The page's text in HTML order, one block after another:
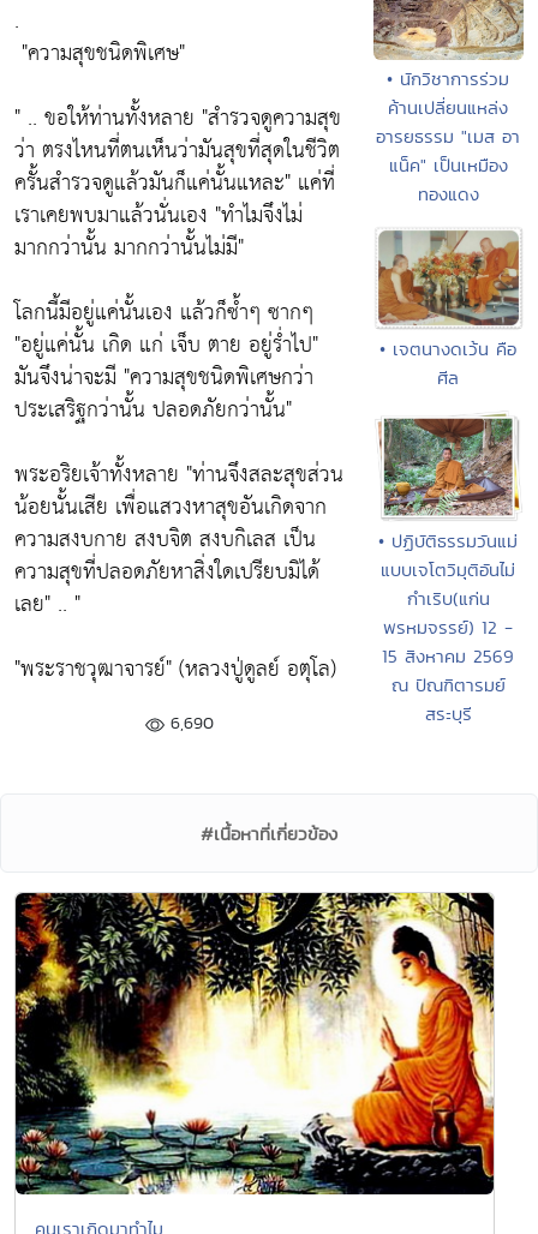
.
"ความสุขชนิดพิเศษ"
" .. ขอให้ท่านทั้งหลาย "สำรวจดูความสุข
ว่า ตรงไหนที่ตนเห็นว่ามันสุขที่สุดในชีวิต
ครั้นสำรวจดูแล้วมันก็แค่นั้นแหละ" แค่ที่
เราเคยพบมาแล้วนั่นเอง "ทำไมจึงไม่
มากกว่านั้น มากกว่านั้นไม่มี"
โลกนี้มีอยู่แค่นั้นเอง แล้วก็ซ้ำๆ ซากๆ
"อยู่แค่นั้น เกิด แก่ เจ็บ ตาย อยู่ร่ำไป"
มันจึงน่าจะมี "ความสุขชนิดพิเศษกว่า
ประเสริฐกว่านั้น ปลอดภัยกว่านั้น"
พระอริยเจ้าทั้งหลาย "ท่านจึงสละสุขส่วน
น้อยนั้นเสีย เพื่อแสวงหาสุขอันเกิดจาก
ความสงบกาย สงบจิต สงบกิเลส เป็น
ความสุขที่ปลอดภัยหาสิ่งใดเปรียบมิได้
เลย" .. "
"พระราชวุฒาจารย์" (หลวงปู่ดูลย์ อตุโล)
6,690
• นักวิชาการร่วม
ค้านเปลี่ยนแหล่ง
อารยธรรม "เมส อา
แน็ค" เป็นเหมือง
ทองแดง
• เจตนางดเว้น คือ
ศีล
• ปฏิบัติธรรมวันแม่
แบบเจโตวิมุติอันไม่
กำเริบ(แก่น
พรหมจรรย์) 12 -
15 สิงหาคม 2569
ณ ปัณฑิตารมย์
สระบุรี
#เนื้อหาที่เกี่ยวข้อง
คนเราเกิดมาทำไม